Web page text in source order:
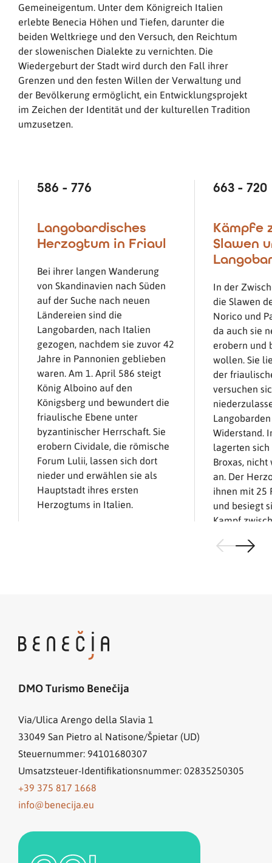
Gemeineigentum. Unter dem Königreich Italien
erlebte Benecia Höhen und Tiefen, darunter die
beiden Weltkriege und den Versuch, den Reichtum
der slowenischen Dialekte zu vernichten. Die
Wiedergeburt der Stadt wird durch den Fall ihrer
Grenzen und den festen Willen der Verwaltung und
der Bevölkerung ermöglicht, ein Entwicklungsprojekt
im Zeichen der Identität und der kulturellen Tradition
umzusetzen.
586 - 776
Langobardisches
Herzogtum in Friaul
Bei ihrer langen Wanderung
von Skandinavien nach Süden
auf der Suche nach neuen
Ländereien sind die
Langobarden, nach Italien
gezogen, nachdem sie zuvor 42
Jahre in Pannonien geblieben
waren. Am 1. April 586 steigt
König Alboino auf den
Königsberg und bewundert die
friaulische Ebene unter
byzantinischer Herrschaft. Sie
erobern Cividale, die römische
Forum Lulii, lassen sich dort
nieder und erwählen sie als
Hauptstadt ihres ersten
Herzogtums in Italien.
663 - 720
Kämpfe
Slawen
In der
die Slawen
Norico und
da auch sie
erobern und
wollen. Sie
der
versuchen
Widerstand.
lagerten
Broxas,
an. Der
ihnen mit 25
und besiegt
Kampf
einem
DMO Turismo Benečija
Via/Ulica Arengo della Slavia 1
33049 San Pietro al Natisone/Špietar (UD)
Steuernummer: 94101680307
Umsatzsteuer-Identifikationsnummer: 02835250305
+39 375 817 1668
info@benecija.eu